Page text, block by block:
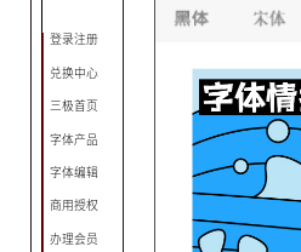
登录注册
兑换中心
三极首页
字体产品
字体编辑
商用授权
办理会员